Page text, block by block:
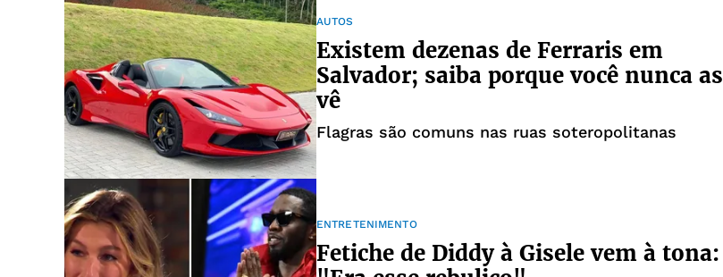
AUTOS
Existem dezenas de Ferraris em
Salvador; saiba porque você nunca as
vê
Flagras são comuns nas ruas soteropolitanas
ENTRETENIMENTO
Fetiche de Diddy à Gisele vem à tona: